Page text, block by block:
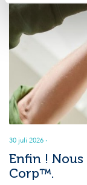
30 juli 2026 ·
Enfin !
Corp™.